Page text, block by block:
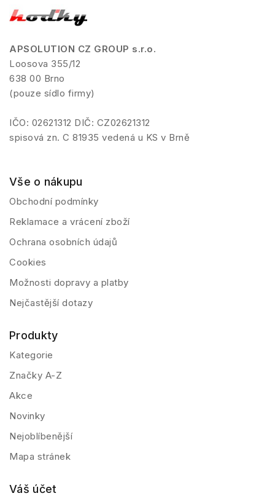
APSOLUTION CZ GROUP s.r.o.
Loosova 355/12
638 00 Brno
(pouze sídlo firmy)
IČO: 02621312 DIČ: CZ02621312
spisová zn. C 81935 vedená u KS v Brně
Vše o nákupu
Obchodní podmínky
Reklamace a vrácení zboží
Ochrana osobních údajů
Cookies
Možnosti dopravy a platby
Nejčastější dotazy
Produkty
Kategorie
Značky A-Z
Akce
Novinky
Nejoblíbenější
Mapa stránek
Váš účet